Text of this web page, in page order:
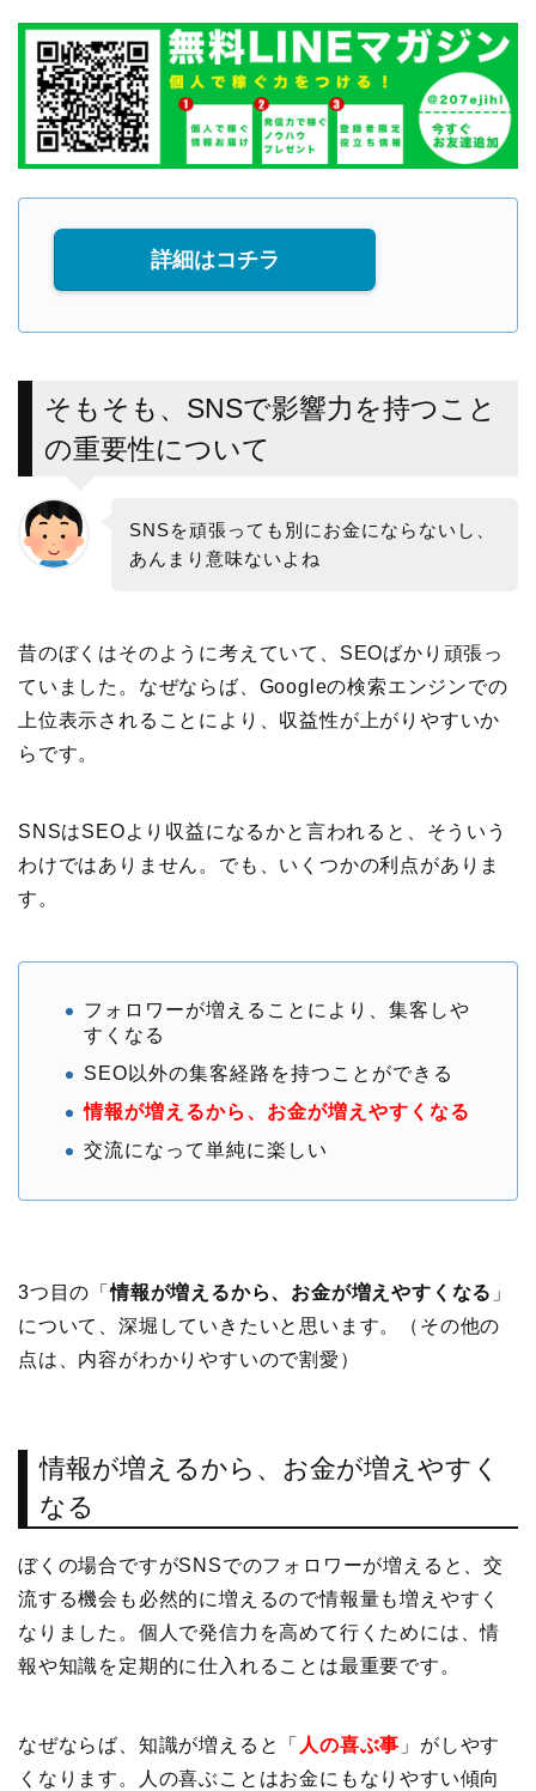
詳細はコチラ
そもそも、SNSで影響力を持つこと
の重要性について
SNSを頑張っても別にお金にならないし、
あんまり意味ないよね
昔のぼくはそのように考えていて、SEOばかり頑張っ
ていました。なぜならば、Googleの検索エンジンでの
上位表示されることにより、収益性が上がりやすいか
らです。
SNSはSEOより収益になるかと言われると、そういう
わけではありません。でも、いくつかの利点がありま
す。
フォロワーが増えることにより、集客しや
すくなる
SEO以外の集客経路を持つことができる
情報が増えるから、お金が増えやすくなる
交流になって単純に楽しい
3つ目の「情報が増えるから、お金が増えやすくなる 」
について、深堀していきたいと思います。（その他の
点は、内容がわかりやすいので割愛）
情報が増えるから、お金が増えやすく
なる
ぼくの場合ですがSNSでのフォロワーが増えると、交
流する機会も必然的に増えるので情報量も増えやすく
なりました。個人で発信力を高めて行くためには、情
報や知識を定期的に仕入れることは最重要です。
なぜならば、知識が増えると「 人の喜ぶ事 」がしやす
くなります。人の喜ぶことはお金にもなりやすい傾向